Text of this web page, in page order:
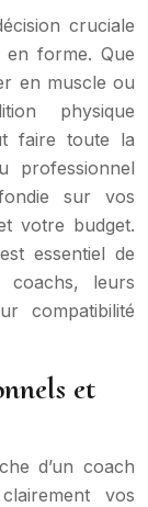
cruciale
en forme. Que
en muscle ou
physique
faire toute la
professionnel
sur vos
votre budget.
essentiel de
coachs, leurs
compatibilité
et
d’un coach
vos